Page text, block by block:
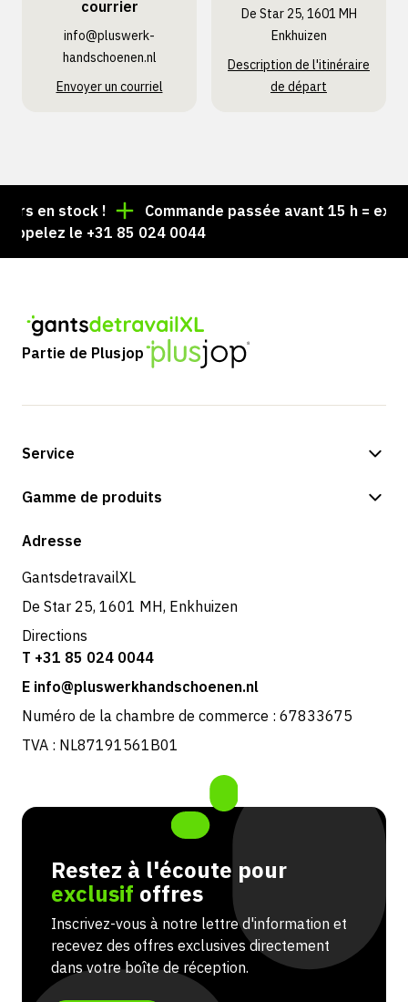
courrier
info@pluswerk­
handschoenen.nl
Envoyer un courriel
De Star 25, 1601 MH
Enkhuizen
Description de l'itinéraire
de départ
en stock !
Commande passée avant 15 h =
le +31 85 024 0044
Partie de Plusjop
Service
Options de paiement
Retours et service
Gamme de produits
Boutique
Adresse
GantsdetravailXL
De Star 25, 1601 MH, Enkhuizen
Directions
T +31 85 024 0044
E info@pluswerkhandschoenen.nl
Numéro de la chambre de commerce : 67833675
TVA : NL87191561B01
Restez à l'écoute pour
exclusif offres
Inscrivez-vous à notre lettre d'information et
recevez des offres exclusives directement
dans votre boîte de réception.